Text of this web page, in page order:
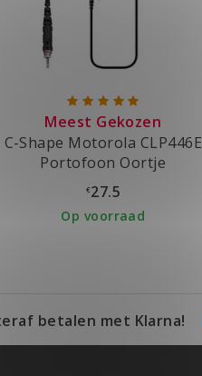
Meest Gekozen
C-Shape Motorola CLP446E
Portofoon Oortje
€27.5
Op voorraad
betalen met Klarna!